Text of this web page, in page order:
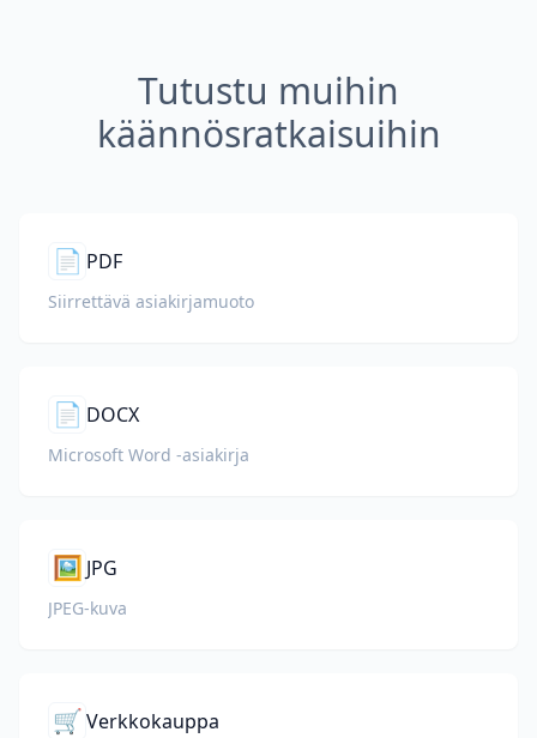
Tutustu muihin
käännösratkaisuihin
📄 PDF
Siirrettävä asiakirjamuoto
📄 DOCX
Microsoft Word -asiakirja
🖼️ JPG
JPEG-kuva
🛒Verkkokauppa